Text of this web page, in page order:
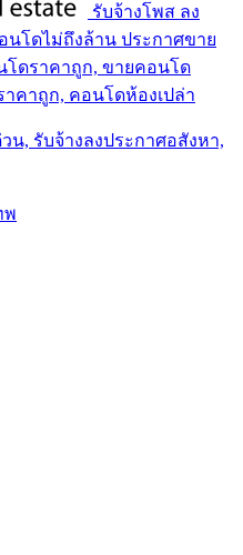
รับจ้างโพส ลง
นโดไม่ถึงล้าน ประกาศขาย
ดราคาถูก, ขายคอนโด
าคาถูก, คอนโดห้องเปล่า
, รับจ้างลงประกาศอสังหา,
พ